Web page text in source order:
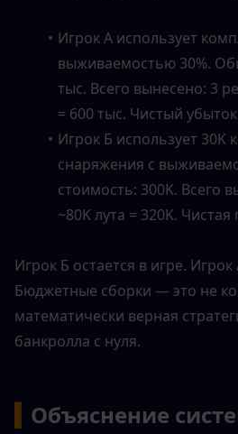
Игрок А использует
выживаемостью 30%.
тыс. Всего вынесено: 3
= 600 тыс. Чистый
Игрок Б использует 30K
снаряжения с
стоимость: 300K. Всего
~80K лута = 320K.
Игрок Б остается в игре. Игрок
Бюджетные сборки — это не
математически верная
банкролла с нуля.
Объяснение